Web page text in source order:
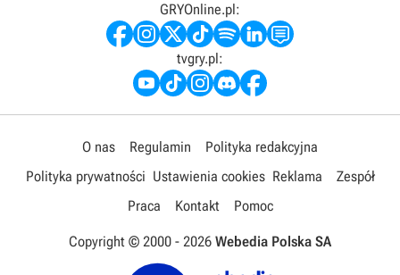
GRYOnline.pl:
tvgry.pl:
O nas Regulamin
Polityka redakcyjna
Polityka prywatności Ustawienia cookies Reklama
Zespół
Praca
Kontakt Pomoc
Copyright © 2000 - 2026 Webedia Polska SA